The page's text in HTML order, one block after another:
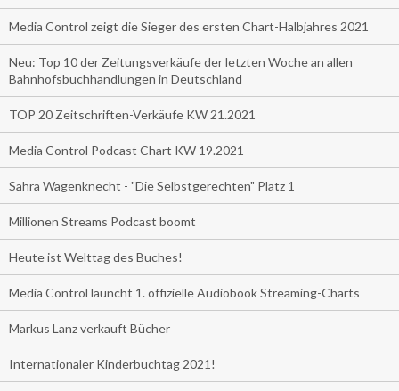
Media Control zeigt die Sieger des ersten Chart-Halbjahres 2021
Neu: Top 10 der Zeitungsverkäufe der letzten Woche an allen
Bahnhofsbuchhandlungen in Deutschland
TOP 20 Zeitschriften-Verkäufe KW 21.2021
Media Control Podcast Chart KW 19.2021
Sahra Wagenknecht - "Die Selbstgerechten" Platz 1
Millionen Streams Podcast boomt
Heute ist Welttag des Buches!
Media Control launcht 1. offizielle Audiobook Streaming-Charts
Markus Lanz verkauft Bücher
Internationaler Kinderbuchtag 2021!